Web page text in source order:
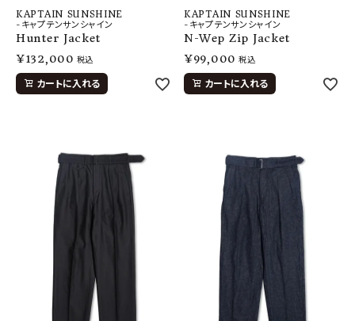
KAPTAIN SUNSHINE
-キャプテンサンシャイン
Hunter Jacket
¥132,000 税込
カートに入れる
KAPTAIN SUNSHINE
-キャプテンサンシャイン
N-Wep Zip Jacket
¥99,000 税込
カートに入れる